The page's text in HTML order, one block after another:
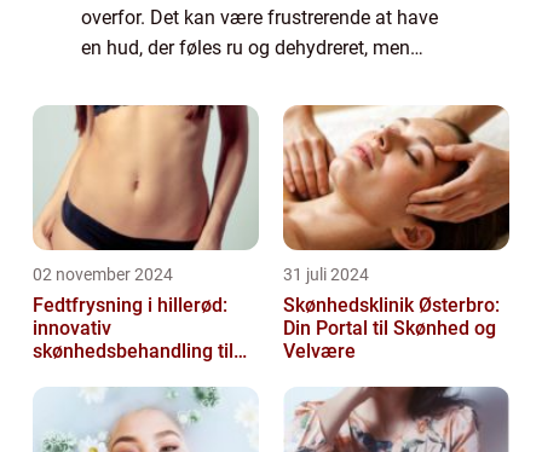
overfor. Det kan være frustrerende at have
en hud, der føles ru og dehydreret, men
disse løsninger er bodylotion til tør hud, der
...
02 november 2024
Fedtfrysning i hillerød:
innovativ
skønhedsbehandling til
31 juli 2024
Skønhedsklinik Østerbro:
Din Portal til Skønhed og
Velvære